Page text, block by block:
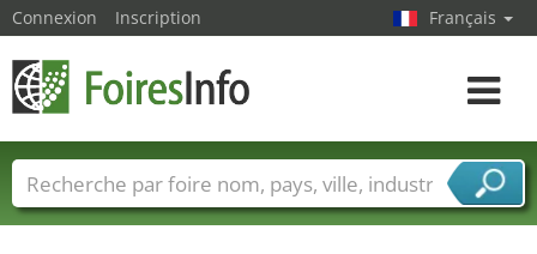
Connexion Inscription Français
Toggle
Foire noms Pays Villes
Secteurs de foire